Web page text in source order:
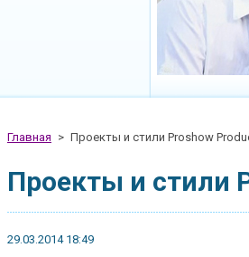
Главная > Проекты и стили Proshow
Проекты и стили
29.03.2014 18:49